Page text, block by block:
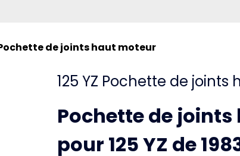
Pochette de joints haut moteur
125 YZ Pochette de
Pochette de
pour 125 YZ de